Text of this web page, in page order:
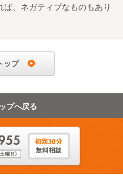
、ネガティブなものもあり
ップ
プへ戻る